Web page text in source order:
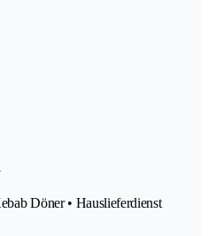
Döner • Hauslieferdienst